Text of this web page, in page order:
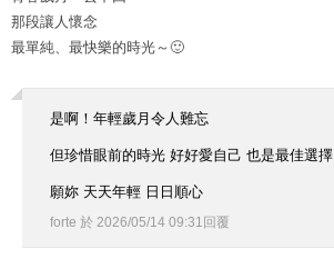
那段讓人懷念
最單純、最快樂的時光～🙂
是啊！年輕歲月令人難忘
但珍惜眼前的時光 好好愛自己 也是最佳選擇
願妳 天天年輕 日日順心
forte 於 2026/05/14 09:31 回覆